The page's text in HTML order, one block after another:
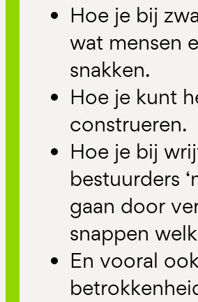
Hoe je bij
wat mensen
snakken.
Hoe je kunt
construeren.
Hoe je bij
bestuurders
gaan door
snappen
En vooral